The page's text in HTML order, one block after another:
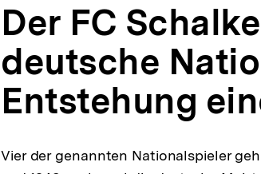
Der FC
deutsche
Entstehung
Vier der genannten Nationalspieler